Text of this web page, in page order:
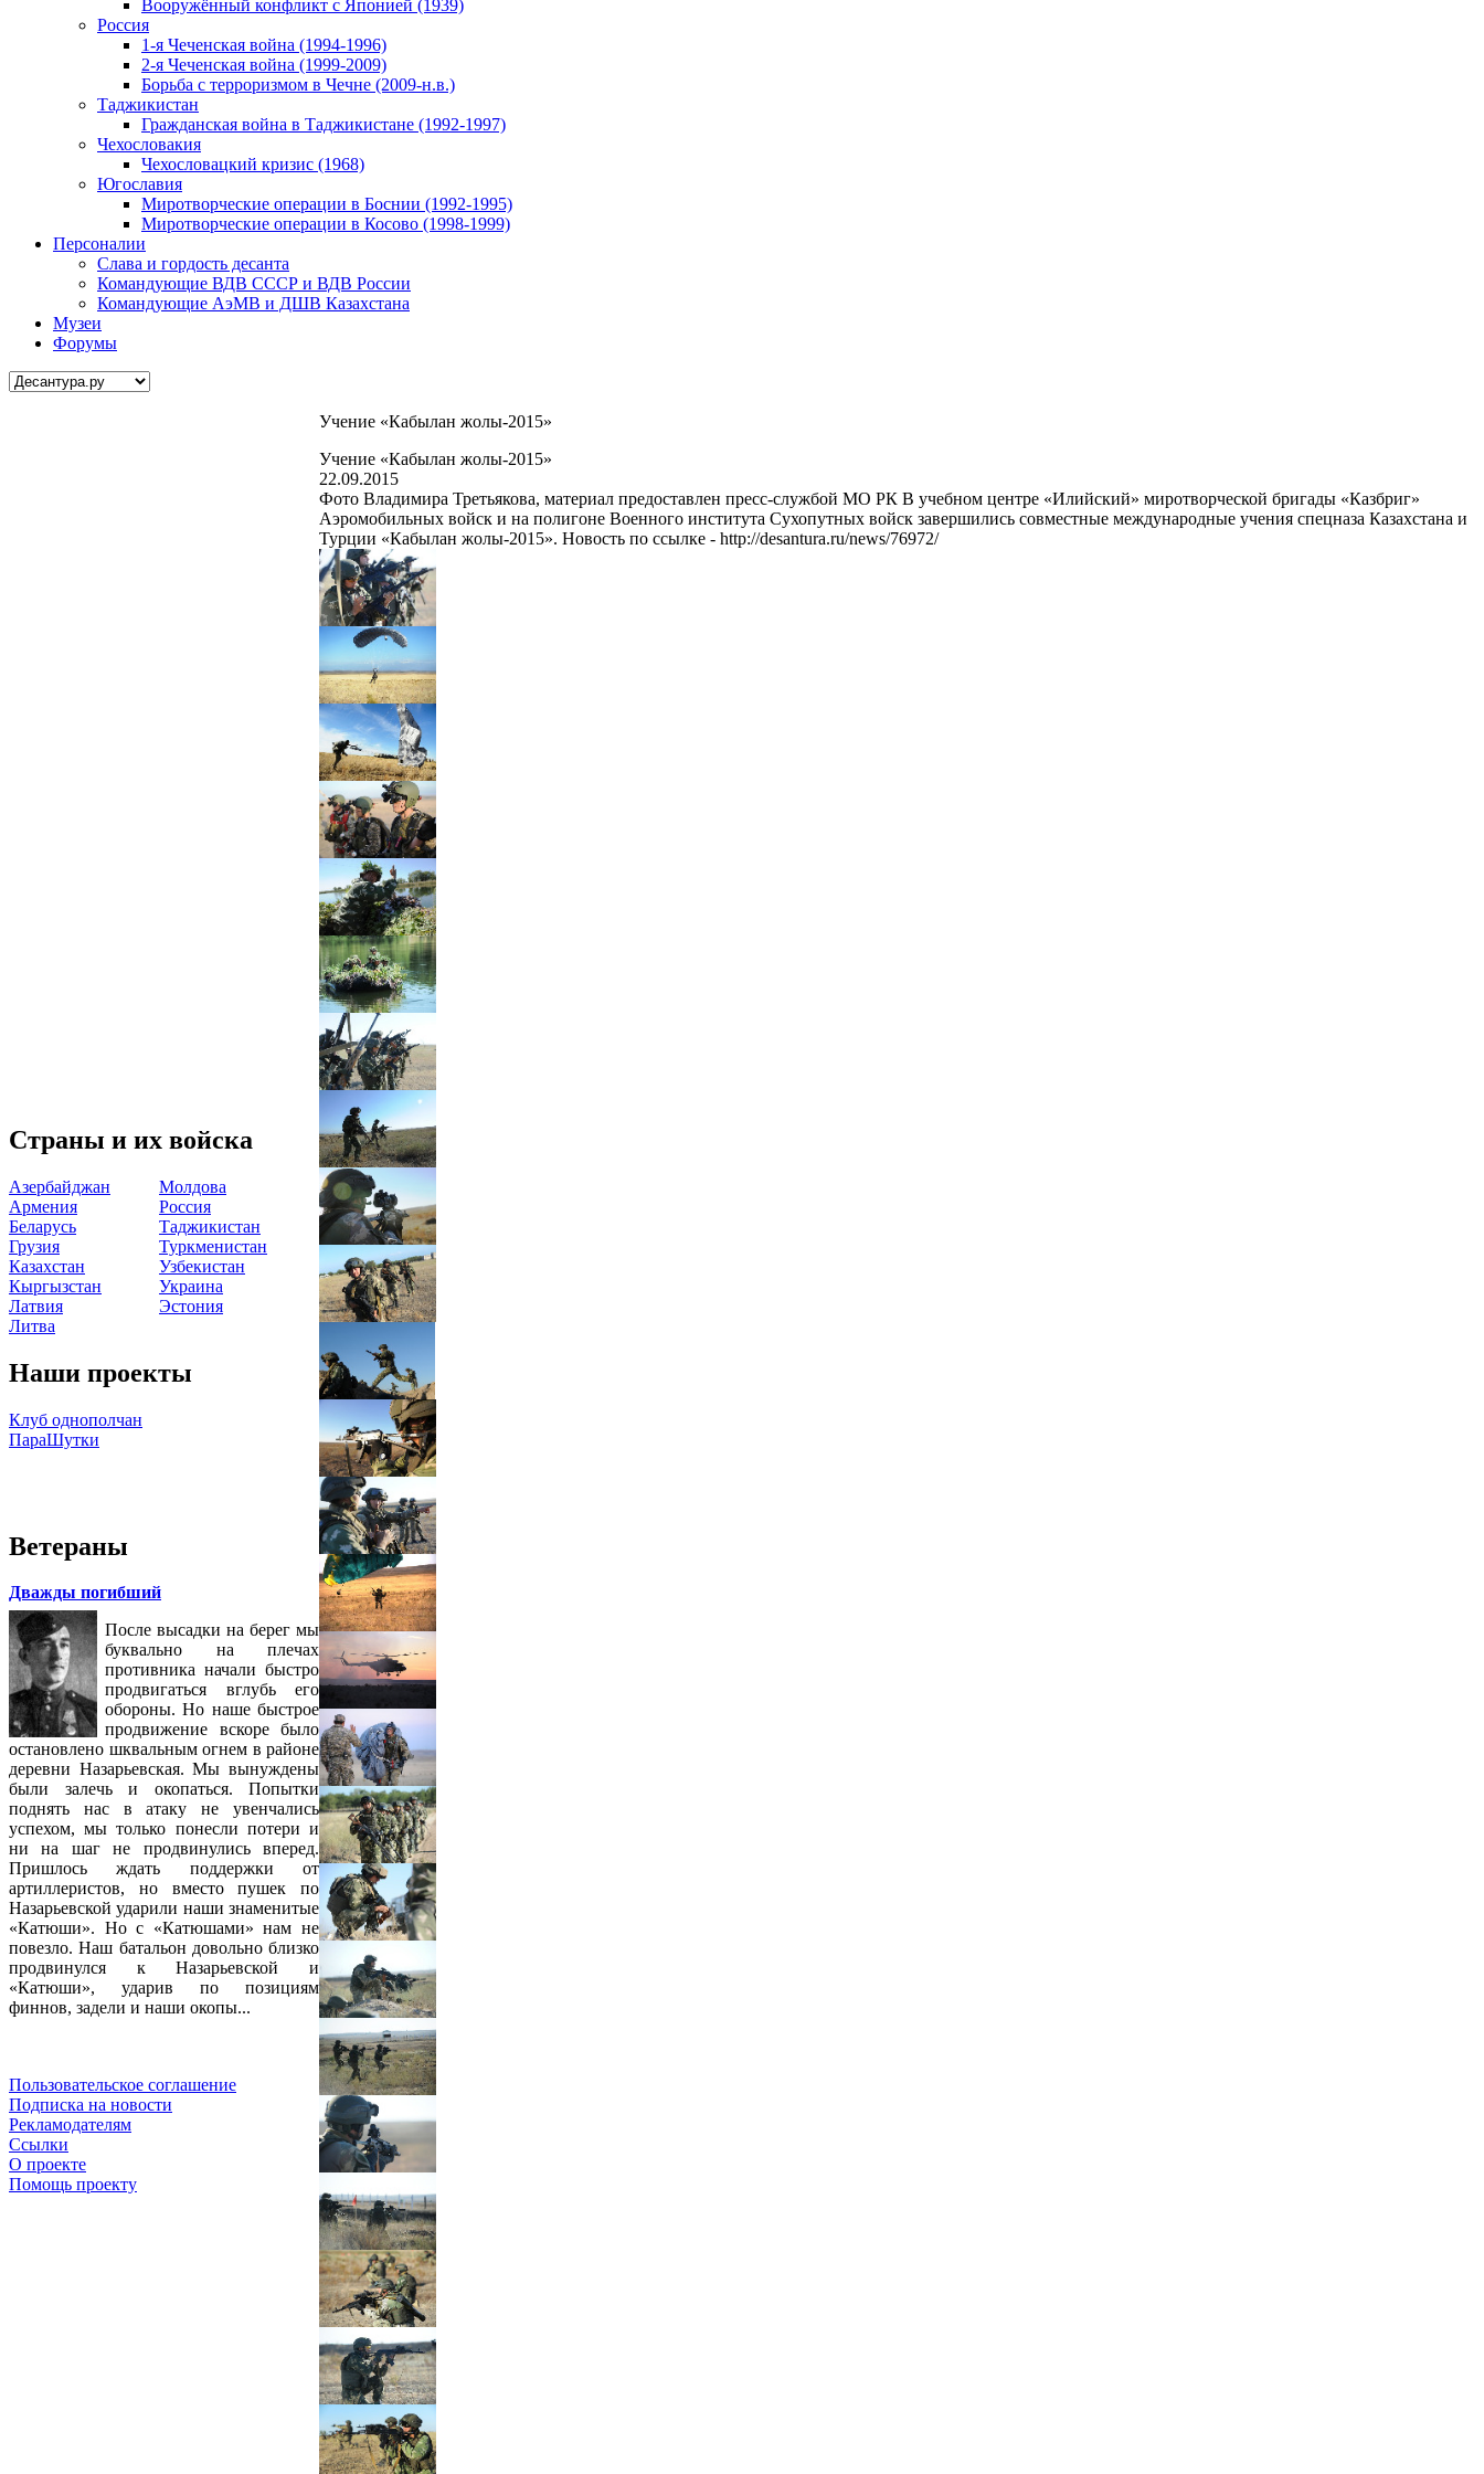
Вооружённый конфликт с Японией (1939)
Россия
1-я Чеченская война (1994-1996)
2-я Чеченская война (1999-2009)
Борьба с терроризмом в Чечне (2009-н.в.)
Таджикистан
Гражданская война в Таджикистане (1992-1997)
Чехословакия
Чехословацкий кризис (1968)
Югославия
Миротворческие операции в Боснии (1992-1995)
Миротворческие операции в Косово (1998-1999)
Персоналии
Слава и гордость десанта
Командующие ВДВ СССР и ВДВ России
Командующие АэМВ и ДШВ Казахстана
Музеи
Форумы
Страны и их войска
Азербайджан
Армения
Беларусь
Грузия
Казахстан
Кыргызстан
Латвия
Литва
Молдова
Россия
Таджикистан
Туркменистан
Узбекистан
Украина
Эстония
Наши проекты
Клуб однополчан
ПараШутки
Ветераны
Дважды погибший
После высадки на берег мы
буквально на плечах
противника начали быстро
продвигаться вглубь его
обороны. Но наше быстрое
продвижение вскоре было
остановлено шквальным огнем в районе
деревни Назарьевская. Мы вынуждены
были залечь и окопаться. Попытки
поднять нас в атаку не увенчались
успехом, мы только понесли потери и
ни на шаг не продвинулись вперед.
Пришлось ждать поддержки от
артиллеристов, но вместо пушек по
Назарьевской ударили наши знаменитые
«Катюши». Но с «Катюшами» нам не
повезло. Наш батальон довольно близко
продвинулся к Назарьевской и
«Катюши», ударив по позициям
финнов, задели и наши окопы...
Пользовательское соглашение
Подписка на новости
Рекламодателям
Ссылки
О проекте
Помощь проекту
Учение «Кабылан жолы-2015»
Учение «Кабылан жолы-2015»
22.09.2015
Фото Владимира Третьякова, материал предоставлен пресс-службой МО РК В учебном центре «Илийский» миротворческой бригады «Казбриг»
Аэромобильных войск и на полигоне Военного института Сухопутных войск завершились совместные международные учения спецназа Казахстана и
Турции «Кабылан жолы-2015». Новость по ссылке - http://desantura.ru/news/76972/